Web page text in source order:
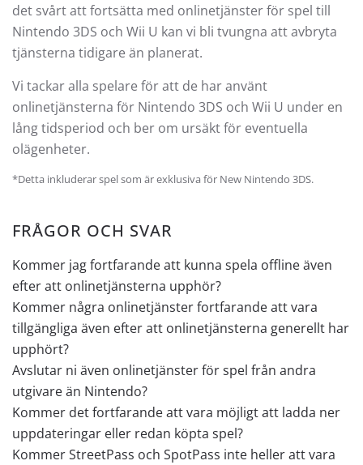
det svårt att fortsätta med onlinetjänster för spel till
Nintendo 3DS och Wii U kan vi bli tvungna att avbryta
tjänsterna tidigare än planerat.
Vi tackar alla spelare för att de har använt
onlinetjänsterna för Nintendo 3DS och Wii U under en
lång tidsperiod och ber om ursäkt för eventuella
olägenheter.
*Detta inkluderar spel som är exklusiva för New Nintendo 3DS.
FRÅGOR OCH SVAR
Kommer jag fortfarande att kunna spela offline även
efter att onlinetjänsterna upphör?
Kommer några onlinetjänster fortfarande att vara
tillgängliga även efter att onlinetjänsterna generellt har
upphört?
Avslutar ni även onlinetjänster för spel från andra
utgivare än Nintendo?
Kommer det fortfarande att vara möjligt att ladda ner
uppdateringar eller redan köpta spel?
Kommer StreetPass och SpotPass inte heller att vara